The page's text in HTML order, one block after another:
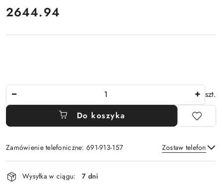
cena:
2644.94
szt.
Do koszyka
Zamówienie telefoniczne: 691-913-157 Zostaw telefon
Dostępność
Wysyłka w ciągu: 7 dni